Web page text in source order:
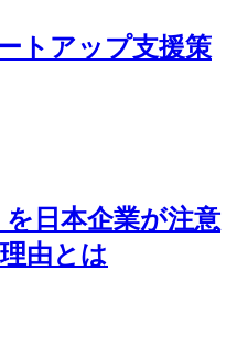
トアップ支援策
日本企業が注意
由とは